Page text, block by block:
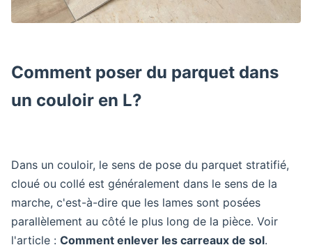
Comment poser du parquet dans
un couloir en L?
Dans un couloir, le sens de pose du parquet stratifié,
cloué ou collé est généralement dans le sens de la
marche, c'est-à-dire que les lames sont posées
parallèlement au côté le plus long de la pièce. Voir
l'article : Comment enlever les carreaux de sol.